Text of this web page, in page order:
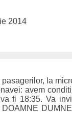
2014
la
avem
fi 18:35. Va